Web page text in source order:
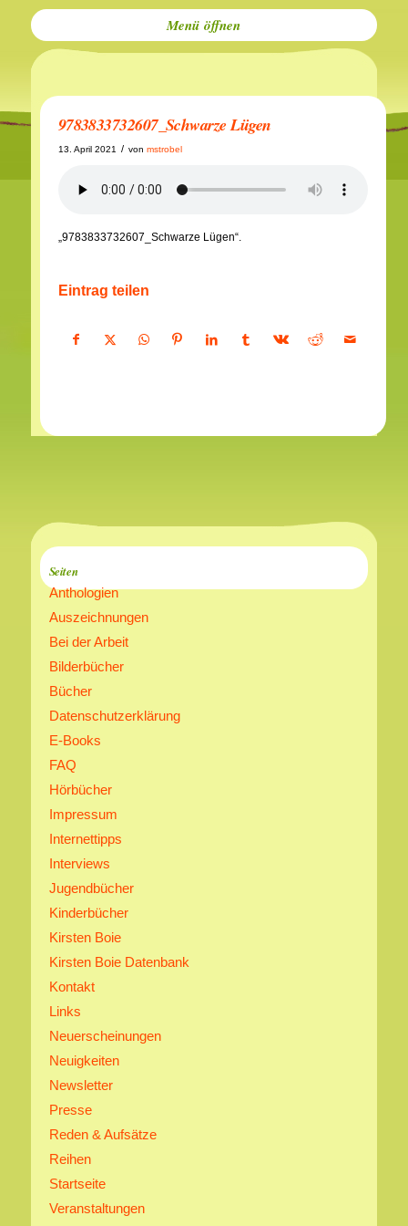
Menü
9783833732607_Schwarze Lügen
13. April 2021 / von mstrobel
„9783833732607_Schwarze Lügen“.
Eintrag teilen
Seiten
Anthologien
Auszeichnungen
Bei der Arbeit
Bilderbücher
Bücher
Datenschutzerklärung
E-Books
FAQ
Hörbücher
Impressum
Internettipps
Interviews
Jugendbücher
Kinderbücher
Kirsten Boie
Kirsten Boie Datenbank
Kontakt
Links
Neuerscheinungen
Neuigkeiten
Newsletter
Presse
Reden & Aufsätze
Reihen
Startseite
Veranstaltungen